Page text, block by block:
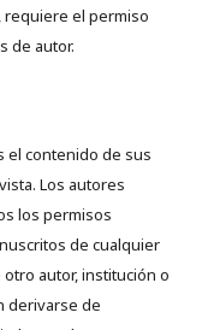
requiere el permiso
de autor.
el contenido de sus
Los autores
los permisos
de cualquier
autor, institución o
derivarse de